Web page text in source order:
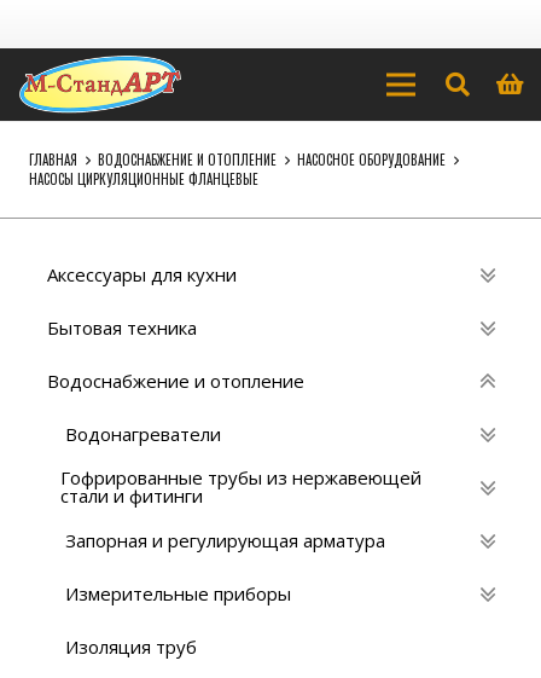
ГЛАВНАЯ ВОДОСНАБЖЕНИЕ И ОТОПЛЕНИЕ
НАСОСНОЕ ОБОРУДОВАНИЕ
НАСОСЫ ЦИРКУЛЯЦИОННЫЕ ФЛАНЦЕВЫЕ
Аксессуары для кухни
Бытовая техника
Водоснабжение и отопление
Водонагреватели
Гофрированные трубы из нержавеющей
стали и фитинги
Запорная и регулирующая арматура
Измерительные приборы
Изоляция труб